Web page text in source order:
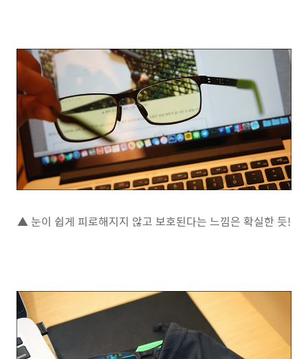
▲ 눈이 쉽게 피로해지지 않고 보호된다는 느낌은 확실한 듯!